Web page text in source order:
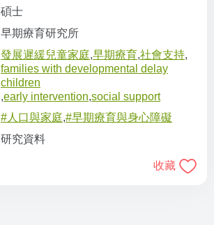
碩士
早期療育研究所
發展遲緩兒童家庭,早期療育,社會支持,
families with developmental delay
children
,early intervention,social support
#人口與家庭,#早期療育與身心障礙
研究資料
收藏